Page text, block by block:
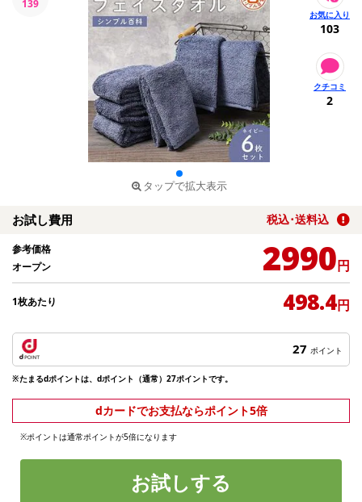
139
タップで拡大表示
103
2
お試し費用 税込･送料込
参考価格
オープン
2990円
1枚あたり 498.4円
27 ポイント
※たまるdポイントは、dポイント（通常）27ポイントです。
dカードでお支払ならポイント5倍
※ポイントは通常ポイントが5倍になります
お試しする